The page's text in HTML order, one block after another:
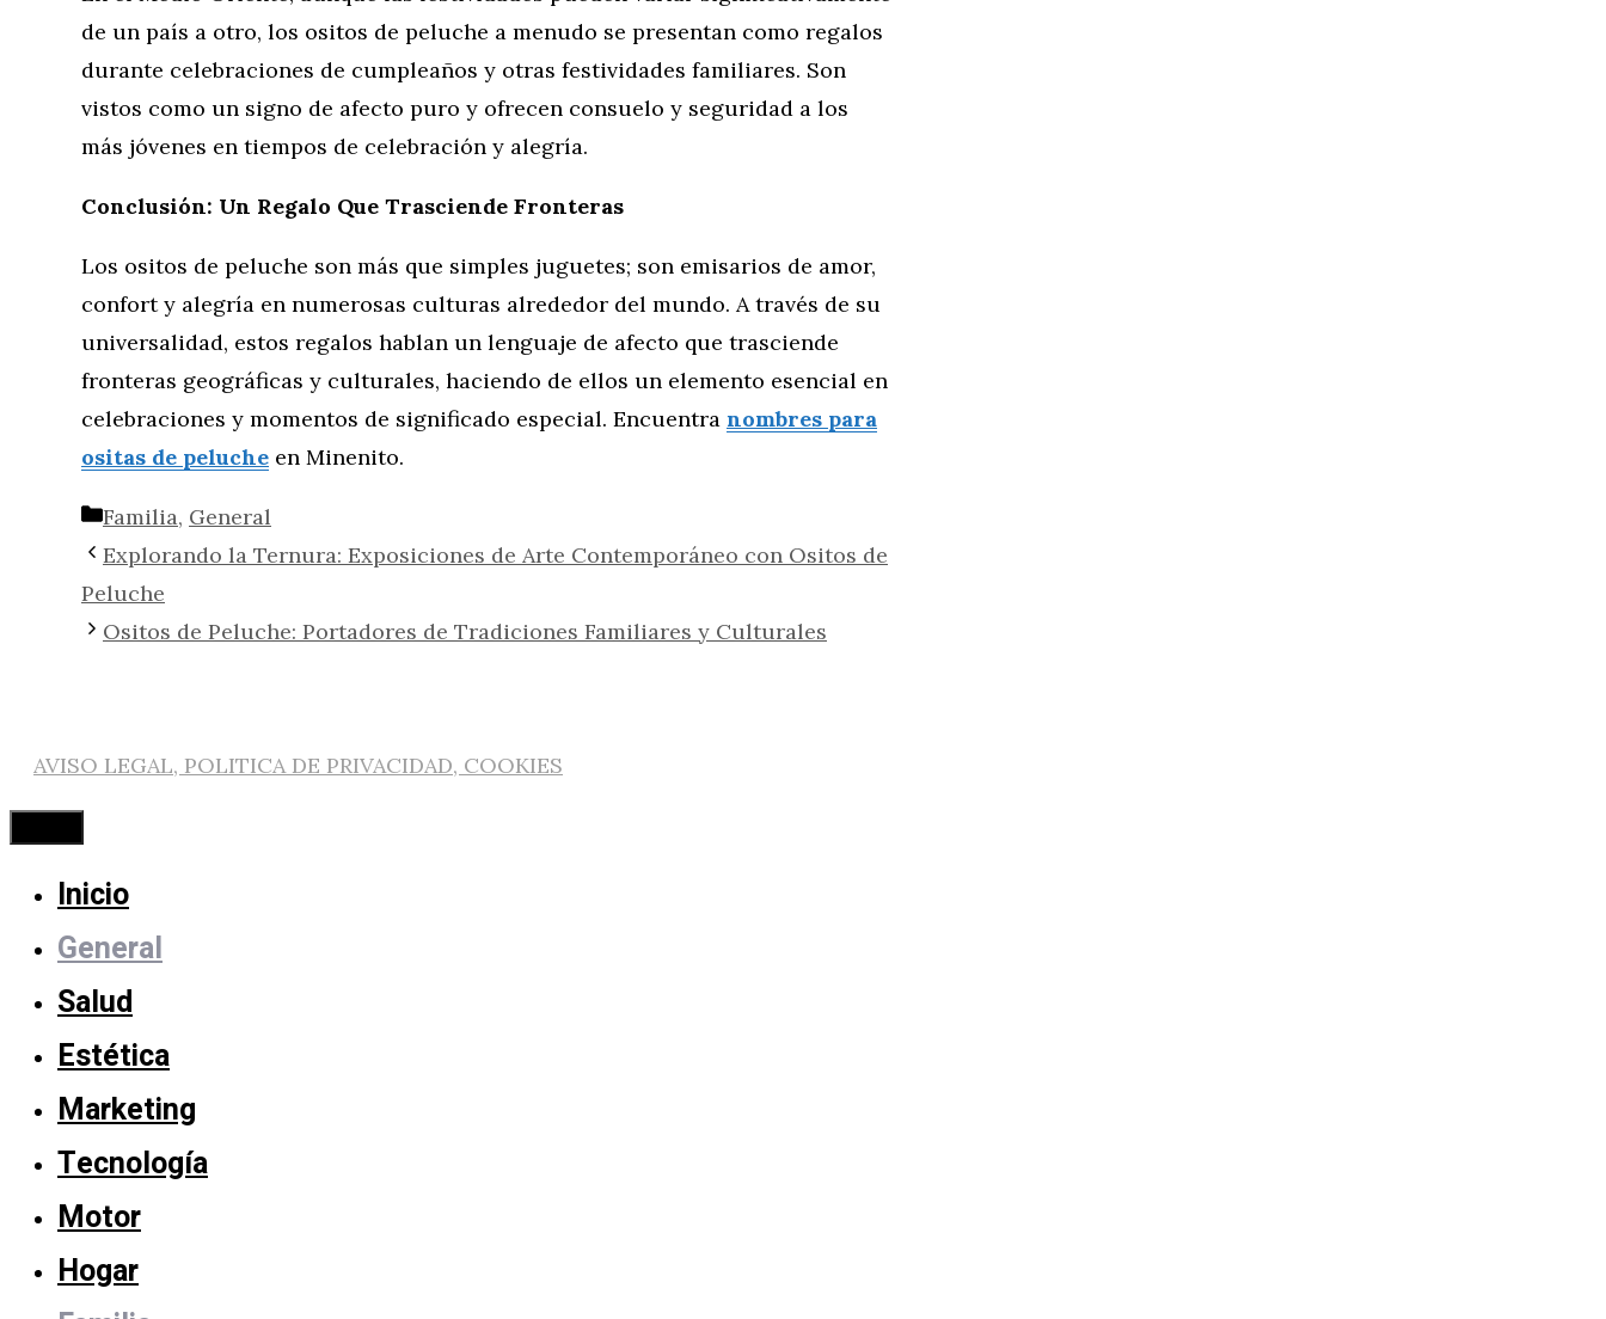
de un país a otro, los ositos de peluche a menudo se presentan como regalos
durante celebraciones de cumpleaños y otras festividades familiares. Son
vistos como un signo de afecto puro y ofrecen consuelo y seguridad a los
más jóvenes en tiempos de celebración y alegría.
Conclusión: Un Regalo Que Trasciende Fronteras
Los ositos de peluche son más que simples juguetes; son emisarios de amor,
confort y alegría en numerosas culturas alrededor del mundo. A través de su
universalidad, estos regalos hablan un lenguaje de afecto que trasciende
fronteras geográficas y culturales, haciendo de ellos un elemento esencial en
celebraciones y momentos de significado especial. Encuentra nombres para
ositas de peluche en Minenito.
Categorías
Familia, General
Explorando la Ternura: Exposiciones de Arte Contemporáneo con Ositos de
Peluche
Ositos de Peluche: Portadores de Tradiciones Familiares y Culturales
AVISO LEGAL, POLITICA DE PRIVACIDAD, COOKIES
Cerrar
Inicio
General
Salud
Estética
Marketing
Tecnología
Motor
Hogar